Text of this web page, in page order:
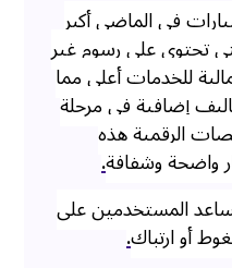
في الماضي أكبر
تحتوي على رسوم غير
للخدمات أعلى مما
إضافية في مرحلة
الرقمية هذه
واضحة وشفافة.
المستخدمين على
أو ارتباك.